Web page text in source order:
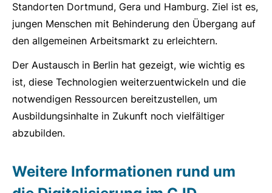
Standorten Dortmund, Gera und Hamburg. Ziel ist es,
jungen Menschen mit Behinderung den Übergang auf
den allgemeinen Arbeitsmarkt zu erleichtern.
Der Austausch in Berlin hat gezeigt, wie wichtig es
ist, diese Technologien weiterzuentwickeln und die
notwendigen Ressourcen bereitzustellen, um
Ausbildungsinhalte in Zukunft noch vielfältiger
abzubilden.
Weitere Informationen rund um